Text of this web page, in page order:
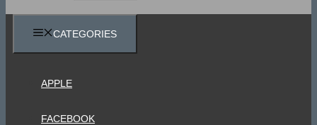
CATEGORIES
APPLE
FACEBOOK